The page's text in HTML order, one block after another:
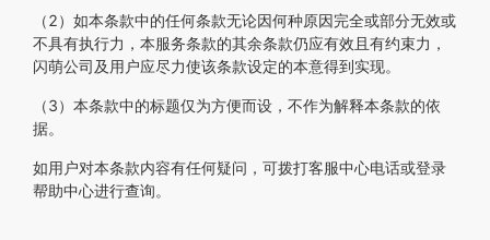
（2）如本条款中的任何条款无论因何种原因完全或部分无效或
不具有执行力，本服务条款的其余条款仍应有效且有约束力，
闪萌公司及用户应尽力使该条款设定的本意得到实现。
（3）本条款中的标题仅为方便而设，不作为解释本条款的依
据。
如用户对本条款内容有任何疑问，可拨打客服中心电话或登录
帮助中心进行查询。